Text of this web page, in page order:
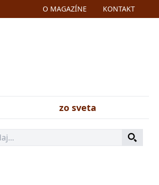
O MAGAZÍNE KONTAKT
zo sveta